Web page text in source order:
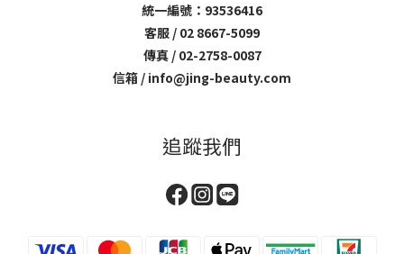
統一編號：93536416
客服 / 02 8667-5099
傳真 / 02-2758-0087
信箱 / info@jing-beauty.com
追蹤我們